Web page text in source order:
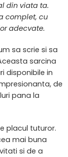
din viata ta.
complet, cu
adecvate.
sa scrie si sa
sarcina
disponibile in
de
pana la
placul tuturor.
mai buna
si de a